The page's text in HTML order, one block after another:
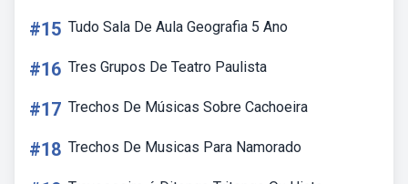
#15 Tudo Sala De Aula Geografia 5 Ano
#16 Tres Grupos De Teatro Paulista
#17 Trechos De Músicas Sobre Cachoeira
#18 Trechos De Musicas Para Namorado